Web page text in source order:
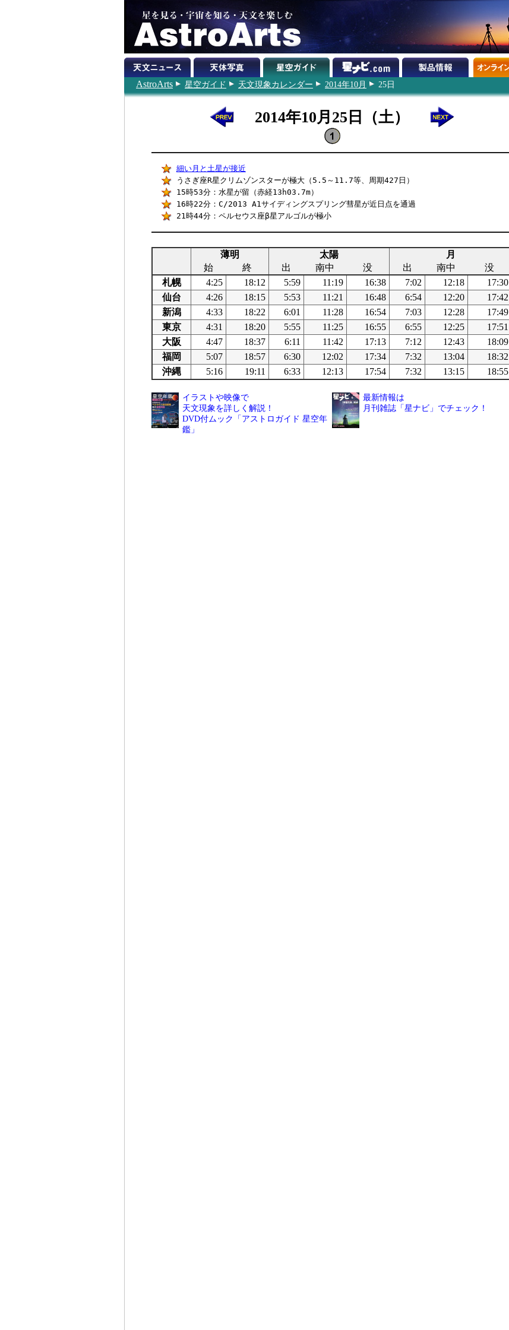
AstroArts 星空ガイド 天文現象カレンダー 2014年10月 25日
2014年10月25日（土）
細い月と土星が接近
うさぎ座R星クリムゾンスターが極大（5.5～11.7等、周期427日）
15時53分：水星が留（赤経13h03.7m）
16時22分：C/2013 A1サイディングスプリング彗星が近日点を通過
21時44分：ペルセウス座β星アルゴルが極小
薄明 太陽
月
始
終 出 南中 没 出 南中
没
札幌
4:25 18:12 5:59 11:19 16:38 7:02 12:18
17:30
仙台
4:26 18:15 5:53 11:21 16:48 6:54 12:20
17:42
新潟
4:33 18:22 6:01 11:28 16:54 7:03 12:28
17:49
東京
4:31 18:20 5:55 11:25 16:55 6:55 12:25
17:51
大阪
4:47 18:37 6:11 11:42 17:13 7:12 12:43
18:09
福岡
5:07 18:57 6:30 12:02 17:34 7:32 13:04
18:32
沖縄
5:16 19:11 6:33 12:13 17:54 7:32 13:15 18:55
イラストや映像で
天文現象を詳しく解説！
DVD付ムック「アストロガイド 星空年
鑑」
最新情報は
月刊雑誌「星ナビ」でチェック！